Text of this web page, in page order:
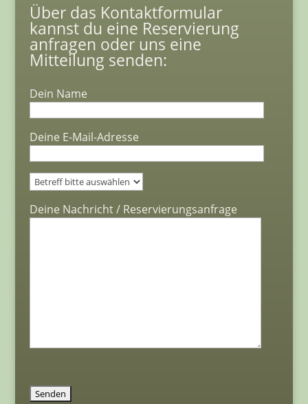
Über das Kontaktformular
kannst du eine Reservierung
anfragen oder uns eine
Mitteilung senden:
Dein Name
Deine E-Mail-Adresse
Deine Nachricht / Reservierungsanfrage